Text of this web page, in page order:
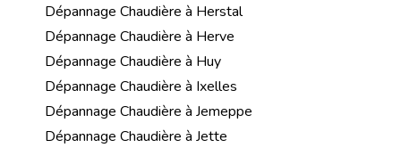
Dépannage Chaudière à Herstal
Dépannage Chaudière à Herve
Dépannage Chaudière à Huy
Dépannage Chaudière à Ixelles
Dépannage Chaudière à Jemeppe
Dépannage Chaudière à Jette